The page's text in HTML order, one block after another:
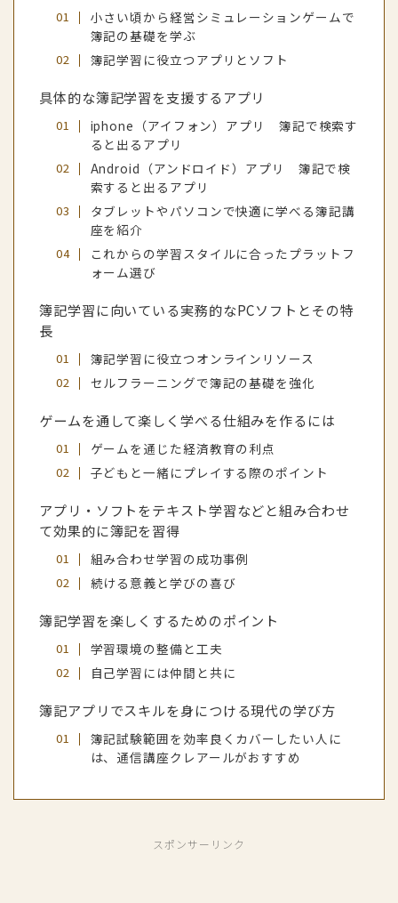
小さい頃から経営シミュレーションゲームで
簿記の基礎を学ぶ
簿記学習に役立つアプリとソフト
具体的な簿記学習を支援するアプリ
iphone（アイフォン）アプリ 簿記で検索す
ると出るアプリ
Android（アンドロイド）アプリ 簿記で検
索すると出るアプリ
タブレットやパソコンで快適に学べる簿記講
座を紹介
これからの学習スタイルに合ったプラットフ
ォーム選び
簿記学習に向いている実務的なPCソフトとその特
長
簿記学習に役立つオンラインリソース
セルフラーニングで簿記の基礎を強化
ゲームを通して楽しく学べる仕組みを作るには
ゲームを通じた経済教育の利点
子どもと一緒にプレイする際のポイント
アプリ・ソフトをテキスト学習などと組み合わせ
て効果的に簿記を習得
組み合わせ学習の成功事例
続ける意義と学びの喜び
簿記学習を楽しくするためのポイント
学習環境の整備と工夫
自己学習には仲間と共に
簿記アプリでスキルを身につける現代の学び方
簿記試験範囲を効率良くカバーしたい人に
は、通信講座クレアールがおすすめ
スポンサーリンク